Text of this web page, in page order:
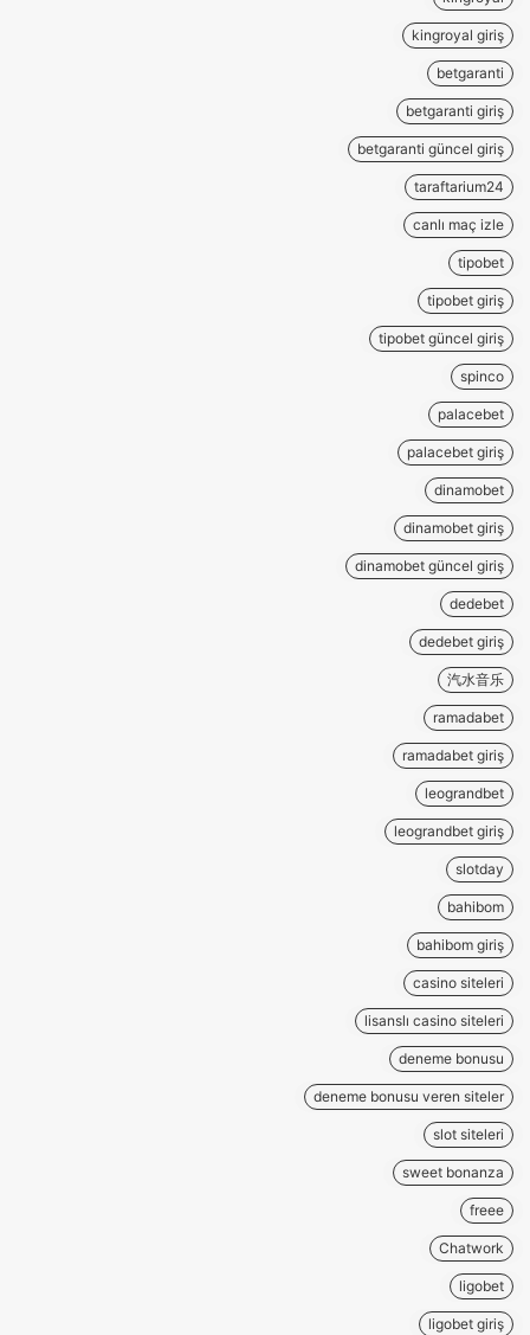
kingroyal giriş
betgaranti
betgaranti giriş
betgaranti güncel giriş
taraftarium24
canlı maç izle
tipobet
tipobet giriş
tipobet güncel giriş
spinco
palacebet
palacebet giriş
dinamobet
dinamobet giriş
dinamobet güncel giriş
dedebet
dedebet giriş
汽水音乐
ramadabet
ramadabet giriş
leograndbet
leograndbet giriş
slotday
bahibom
bahibom giriş
casino siteleri
lisanslı casino siteleri
deneme bonusu
deneme bonusu veren siteler
slot siteleri
sweet bonanza
freee
Chatwork
ligobet
ligobet giriş